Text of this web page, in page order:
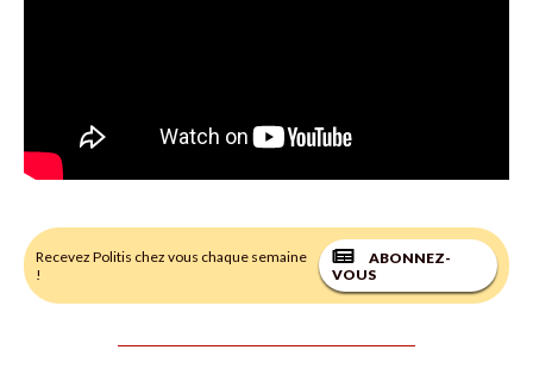
Recevez Politis chez vous chaque semaine
!
ABONNEZ-
VOUS